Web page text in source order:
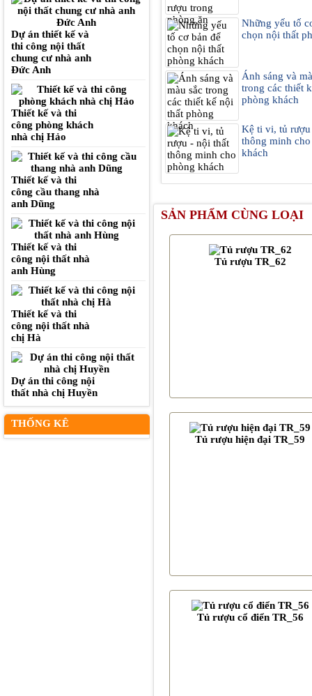
Dự án thiết kế và
thi công nội thất
chung cư nhà anh
Đức Anh
Thiết kế và thi
công phòng khách
nhà chị Hảo
Thiết kế và thi
công cầu thang nhà
anh Dũng
Thiết kế và thi
công nội thất nhà
anh Hùng
Thiết kế và thi
công nội thất nhà
chị Hà
Dự án thi công nội
thất nhà chị Huyền
THỐNG KÊ
Những yếu tố
chọn nội thất
Ánh sáng và
trong các thiết
phòng khách
Kệ ti vi, tủ
thông minh
khách
SẢN PHẨM CÙNG LOẠI
Tủ rượu TR_62
Tủ rượu hiện đại TR_59
Tủ rượu cổ điển TR_56